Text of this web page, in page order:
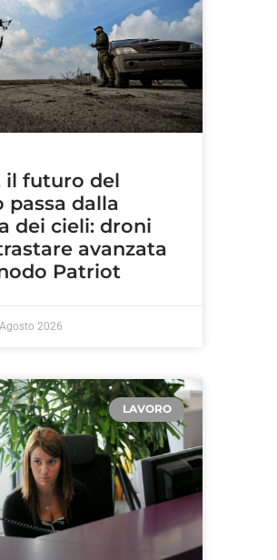
il futuro del
dalla
dei cieli: droni
avanzata
Patriot
2026
LAVORO